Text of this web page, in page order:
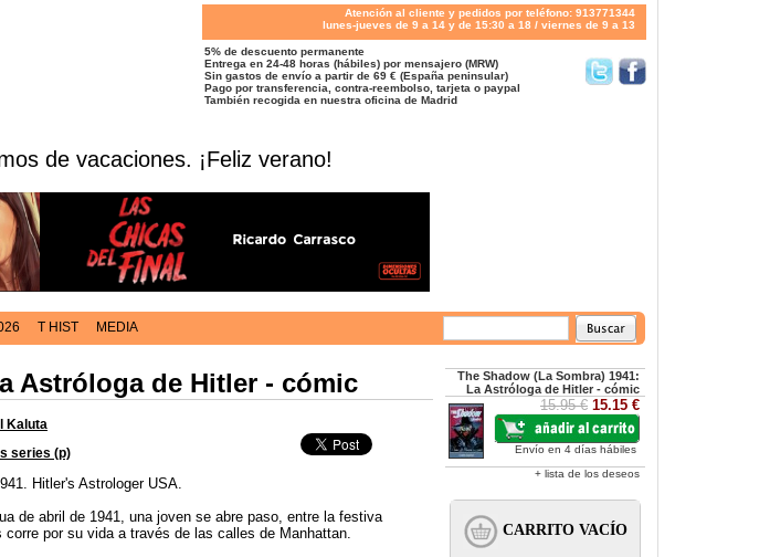
Atención al cliente y pedidos por teléfono: 913771344
lunes-jueves de 9 a 14 y de 15:30 a 18 / viernes de 9 a 13
5% de descuento permanente
Entrega en 24-48 horas (hábiles) por mensajero (MRW)
Sin gastos de envío a partir de 69 € (España peninsular)
Pago por transferencia, contra-reembolso, tarjeta o paypal
También recogida en nuestra oficina de Madrid
de vacaciones. ¡Feliz verano!
T HIST MEDIA
Astróloga de Hitler - cómic
Kaluta
series (p)
Hitler's Astrologer USA.
de abril de 1941, una joven se abre paso, entre la festiva
corre por su vida a través de las calles de Manhattan.
The Shadow (La Sombra) 1941:
La Astróloga de Hitler - cómic
15.95 € 15.15 €
Envío en 4 días hábiles
+ lista de los deseos